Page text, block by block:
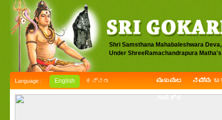
Shri Samsthana Mahabaleshwara
Under ShreeRamachandrapura
Language : English ಕನ್ನಡ ಮುಖಪುಟ ನಮ್ಮ